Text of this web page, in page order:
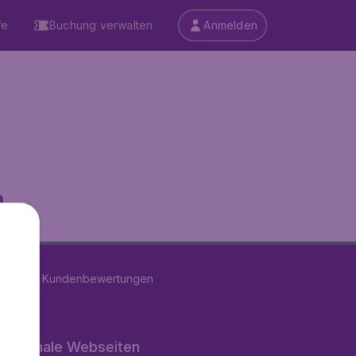
Buchung verwalten Anmelden
...
Kundenbewertungen
Webseiten